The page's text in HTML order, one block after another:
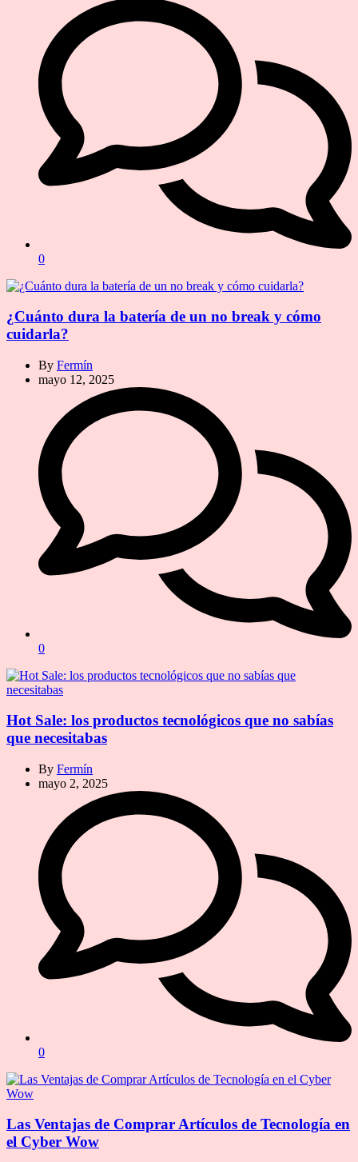
0
¿Cuánto dura la batería de un no break y cómo
cuidarla?
By Fermín
mayo 12, 2025
0
Hot Sale: los productos tecnológicos que no sabías
que necesitabas
By Fermín
mayo 2, 2025
0
Las Ventajas de Comprar Artículos de Tecnología en
el Cyber Wow